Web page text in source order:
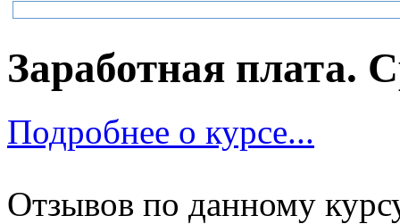
Заработная плата.
Подробнее о курсе...
Отзывов по данному